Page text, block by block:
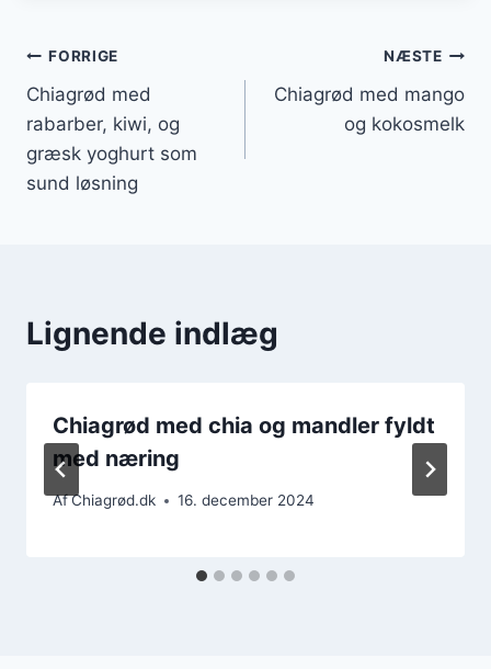
Indlægsnavigation
FORRIGE
Chiagrød med
rabarber, kiwi, og
græsk yoghurt som
sund løsning
NÆSTE
Chiagrød med mango
og kokosmelk
Lignende indlæg
Chiagrød med chia og mandler fyldt
med næring
AfChiagrød.dk 16. december 2024